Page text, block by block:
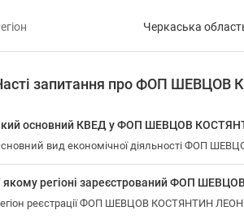
Черкаська
запитання про ФОП
основний КВЕД у ФОП ШЕВЦОВ
вид економічної діяльності ФОП
якому регіоні зареєстрований ФОП
реєстрації ФОП ШЕВЦОВ КОСТЯНТИН